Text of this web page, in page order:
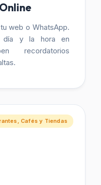
web o WhatsApp.
día y la hora en
recordatorios
Cafés y Tiendas